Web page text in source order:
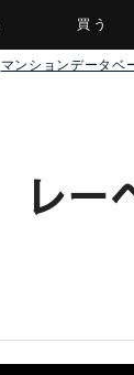
買う
マンションデータベ
レー